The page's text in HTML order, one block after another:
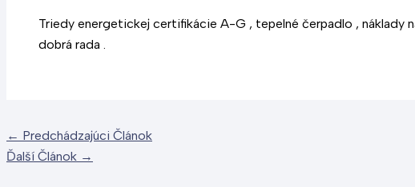
Triedy energetickej certifikácie A-G , tepelné čerpadlo , náklady
dobrá rada .
← Predchádzajúci Článok
Ďalší Článok →